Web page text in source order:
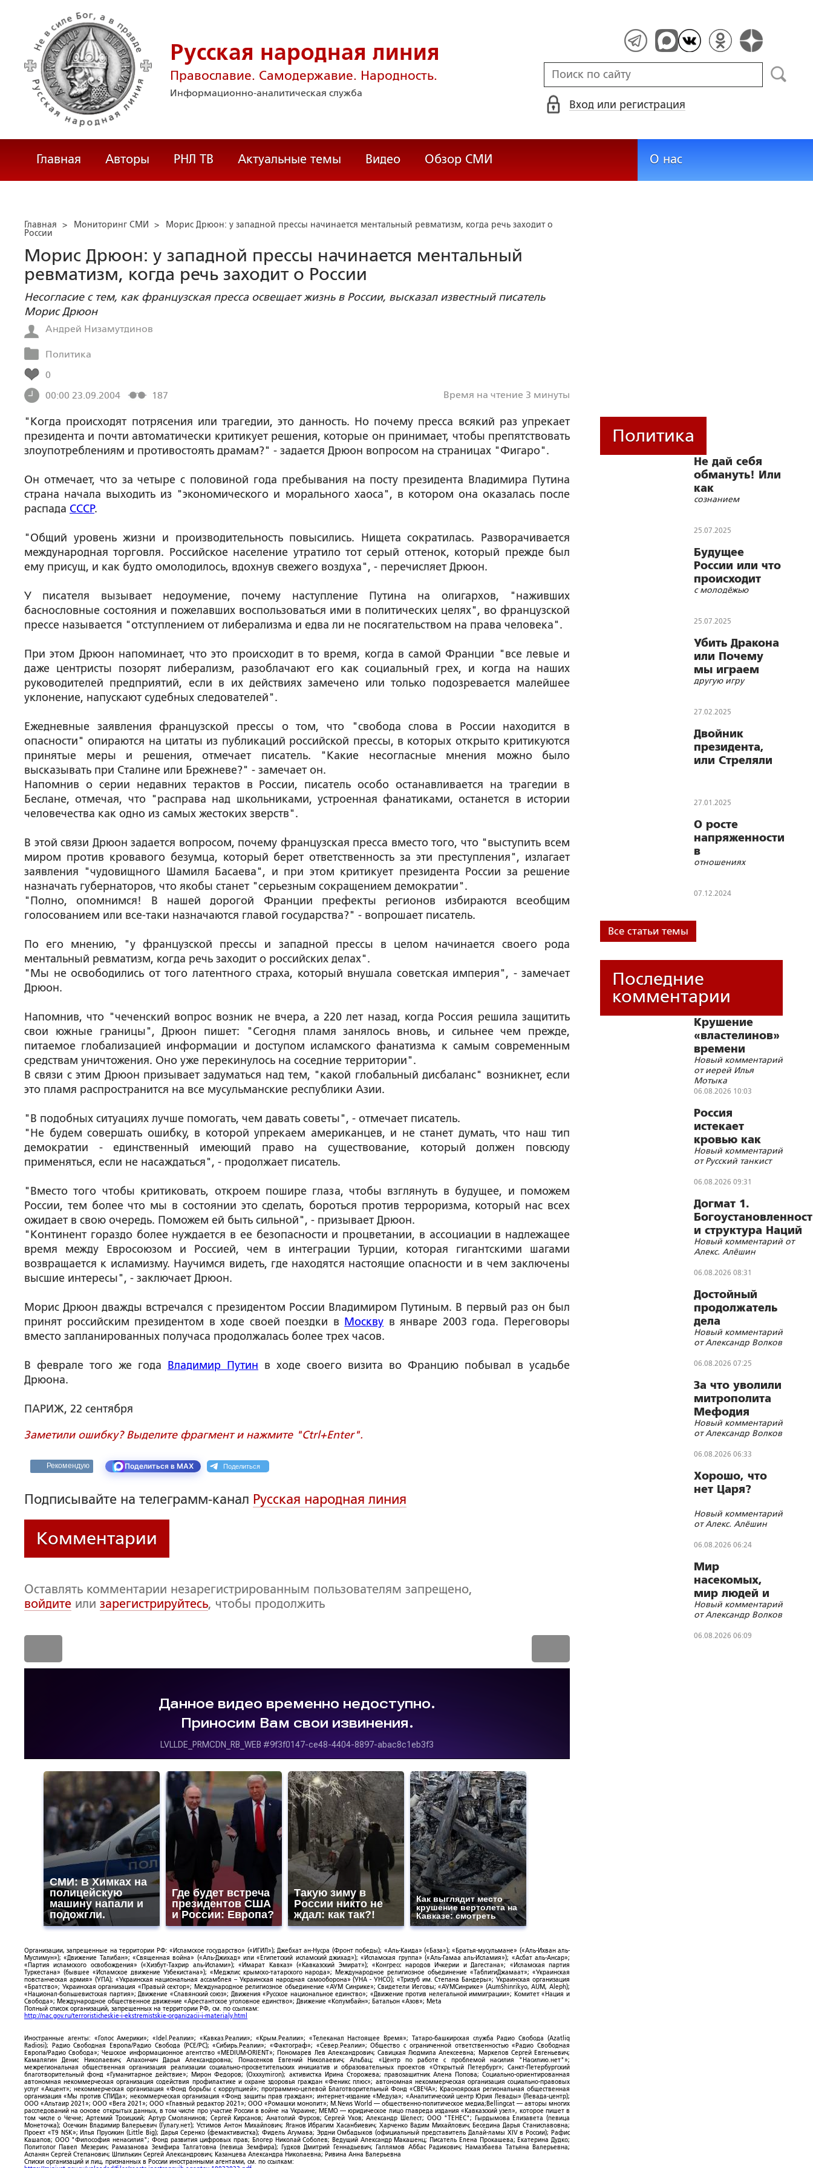
Русская народная линия
Православие. Самодержавие. Народность.
Информационно-аналитическая служба
Вход или регистрация
Главная Авторы РНЛ ТВ Актуальные темы Видео Обзор СМИ О нас
Главная > Мониторинг СМИ >
Морис Дрюон: у западной прессы начинается ментальный ревматизм, когда речь заходит о
России
Морис Дрюон: у западной прессы начинается ментальный
ревматизм, когда речь заходит о России
Несогласие с тем, как французская пресса освещает жизнь в России, высказал известный писатель
Морис Дрюон
Андрей Низамутдинов
Политика
0
00:00 23.09.2004
187 Время на чтение 3 минуты
"Когда происходят потрясения или трагедии, это данность. Но почему пресса всякий раз упрекает
президента и почти автоматически критикует решения, которые он принимает, чтобы препятствовать
злоупотреблениям и противостоять драмам?" - задается Дрюон вопросом на страницах "Фигаро".
Он отмечает, что за четыре с половиной года пребывания на посту президента Владимира Путина
страна начала выходить из "экономического и морального хаоса", в котором она оказалась после
распада СССР.
"Общий уровень жизни и производительность повысились. Нищета сократилась. Разворачивается
международная торговля. Российское население утратило тот серый оттенок, который прежде был
ему присущ, и как будто омолодилось, вдохнув свежего воздуха", - перечисляет Дрюон.
У писателя вызывает недоумение, почему наступление Путина на олигархов, "наживших
баснословные состояния и пожелавших воспользоваться ими в политических целях", во французской
прессе называется "отступлением от либерализма и едва ли не посягательством на права человека".
При этом Дрюон напоминает, что это происходит в то время, когда в самой Франции "все левые и
даже центристы позорят либерализм, разоблачают его как социальный грех, и когда на наших
руководителей предприятий, если в их действиях замечено или только подозревается малейшее
уклонение, напускают судебных следователей".
Ежедневные заявления французской прессы о том, что "свобода слова в России находится в
опасности" опираются на цитаты из публикаций российской прессы, в которых открыто критикуются
принятые меры и решения, отмечает писатель. "Какие несогласные мнения можно было
высказывать при Сталине или Брежневе?" - замечает он.
Напомнив о серии недавних терактов в России, писатель особо останавливается на трагедии в
Беслане, отмечая, что "расправа над школьниками, устроенная фанатиками, останется в истории
человечества как одно из самых жестоких зверств".
В этой связи Дрюон задается вопросом, почему французская пресса вместо того, что "выступить всем
миром против кровавого безумца, который берет ответственность за эти преступления", излагает
заявления "чудовищного Шамиля Басаева", и при этом критикует президента России за решение
назначать губернаторов, что якобы станет "серьезным сокращением демократии".
"Полно, опомнимся! В нашей дорогой Франции префекты регионов избираются всеобщим
голосованием или все-таки назначаются главой государства?" - вопрошает писатель.
По его мнению, "у французской прессы и западной прессы в целом начинается своего рода
ментальный ревматизм, когда речь заходит о российских делах".
"Мы не освободились от того латентного страха, который внушала советская империя", - замечает
Дрюон.
Напомнив, что "чеченский вопрос возник не вчера, а 220 лет назад, когда Россия решила защитить
свои южные границы", Дрюон пишет: "Сегодня пламя занялось вновь, и сильнее чем прежде,
питаемое глобализацией информации и доступом исламского фанатизма к самым современным
средствам уничтожения. Оно уже перекинулось на соседние территории".
В связи с этим Дрюон призывает задуматься над тем, "какой глобальный дисбаланс" возникнет, если
это пламя распространится на все мусульманские республики Азии.
"В подобных ситуациях лучше помогать, чем давать советы", - отмечает писатель.
"Не будем совершать ошибку, в которой упрекаем американцев, и не станет думать, что наш тип
демократии - единственный имеющий право на существование, который должен повсюду
применяться, если не насаждаться", - продолжает писатель.
"Вместо того чтобы критиковать, откроем пошире глаза, чтобы взглянуть в будущее, и поможем
России, тем более что мы в состоянии это сделать, бороться против терроризма, который нас всех
ожидает в свою очередь. Поможем ей быть сильной", - призывает Дрюон.
"Континент гораздо более нуждается в ее безопасности и процветании, в ассоциации в надлежащее
время между Евросоюзом и Россией, чем в интеграции Турции, которая гигантскими шагами
возвращается к исламизму. Научимся видеть, где находятся настоящие опасности и в чем заключены
высшие интересы", - заключает Дрюон.
Морис Дрюон дважды встречался с президентом России Владимиром Путиным. В первый раз он был
принят российским президентом в ходе своей поездки в Москву в январе 2003 года. Переговоры
вместо запланированных получаса продолжалась более трех часов.
В феврале того же года Владимир Путин в ходе своего визита во Францию побывал в усадьбе
Дрюона.
ПАРИЖ, 22 сентября
Заметили ошибку? Выделите фрагмент и нажмите "Ctrl+Enter".
Рекомендую Поделиться в MAX Поделиться
Подписывайте на телеграмм-канал Русская народная линия
Комментарии
Оставлять комментарии незарегистрированным пользователям запрещено,
войдите или зарегистрируйтесь, чтобы продолжить
СМИ: В Химках на
полицейскую
машину напали и
подожгли.
Где будет встреча
президентов США
и России: Европа?
Такую зиму в
России никто не
ждал: как так?!
Как выглядит место
крушение вертолета на
Кавказе: смотреть
Организации, запрещенные на территории РФ: «Исламское государство» («ИГИЛ»); Джебхат ан-Нусра (Фронт победы); «Аль-Каида» («База»); «Братья-мусульмане» («Аль-Ихван аль-
Муслимун»); «Движение Талибан»; «Священная война» («Аль-Джихад» или «Египетский исламский джихад»); «Исламская группа» («Аль-Гамаа аль-Исламия»); «Асбат аль-Ансар»;
«Партия исламского освобождения» («Хизбут-Тахрир аль-Ислами»); «Имарат Кавказ» («Кавказский Эмират»); «Конгресс народов Ичкерии и Дагестана»; «Исламская партия
Туркестана» (бывшее «Исламское движение Узбекистана»); «Меджлис крымско-татарского народа»; Международное религиозное объединение «ТаблигиДжамаат»; «Украинская
повстанческая армия» (УПА); «Украинская национальная ассамблея – Украинская народная самооборона» (УНА - УНСО); «Тризуб им. Степана Бандеры»; Украинская организация
«Братство»; Украинская организация «Правый сектор»; Международное религиозное объединение «АУМ Синрике»; Свидетели Иеговы; «АУМСинрике» (AumShinrikyo, AUM, Aleph);
«Национал-большевистская партия»; Движение «Славянский союз»; Движения «Русское национальное единство»; «Движение против нелегальной иммиграции»; Комитет «Нация и
Свобода»; Международное общественное движение «Арестантское уголовное единство»; Движение «Колумбайн»; Батальон «Азов»; Meta
Полный список организаций, запрещенных на территории РФ, см. по ссылкам:
http://nac.gov.ru/terroristicheskie-i-ekstremistskie-organizacii-i-materialy.html
Иностранные агенты: «Голос Америки»; «Idel.Реалии»; «Кавказ.Реалии»; «Крым.Реалии»; «Телеканал Настоящее Время»; Татаро-башкирская служба Радио Свобода (Azatliq
Radiosi); Радио Свободная Европа/Радио Свобода (PCE/PC); «Сибирь.Реалии»; «Фактограф»; «Север.Реалии»; Общество с ограниченной ответственностью «Радио Свободная
Европа/Радио Свобода»; Чешское информационное агентство «MEDIUM-ORIENT»; Пономарев Лев Александрович; Савицкая Людмила Алексеевна; Маркелов Сергей Евгеньевич;
Камалягин Денис Николаевич; Апахончич Дарья Александровна; Понасенков Евгений Николаевич; Альбац; «Центр по работе с проблемой насилия "Насилию.нет"»;
межрегиональная общественная организация реализации социально-просветительских инициатив и образовательных проектов «Открытый Петербург»; Санкт-Петербургский
благотворительный фонд «Гуманитарное действие»; Мирон Федоров; (Oxxxymiron); активистка Ирина Сторожева; правозащитник Алена Попова; Социально-ориентированная
автономная некоммерческая организация содействия профилактике и охране здоровья граждан «Феникс плюс»; автономная некоммерческая организация социально-правовых
услуг «Акцент»; некоммерческая организация «Фонд борьбы с коррупцией»; программно-целевой Благотворительный Фонд «СВЕЧА»; Красноярская региональная общественная
организация «Мы против СПИДа»; некоммерческая организация «Фонд защиты прав граждан»; интернет-издание «Медуза»; «Аналитический центр Юрия Левады» (Левада-центр);
ООО «Альтаир 2021»; ООО «Вега 2021»; ООО «Главный редактор 2021»; ООО «Ромашки монолит»; M.News World — общественно-политическое медиа;Bellingcat — авторы многих
расследований на основе открытых данных, в том числе про участие России в войне на Украине; МЕМО — юридическое лицо главреда издания «Кавказский узел», которое пишет в
том числе о Чечне; Артемий Троицкий; Артур Смолянинов; Сергей Кирсанов; Анатолий Фурсов; Сергей Ухов; Александр Шелест; ООО "ТЕНЕС"; Гырдымова Елизавета (певица
Монеточка); Осечкин Владимир Валерьевич (Гулагу.нет); Устимов Антон Михайлович; Яганов Ибрагим Хасанбиевич; Харченко Вадим Михайлович; Беседина Дарья Станиславовна;
Проект «T9 NSK»; Илья Прусикин (Little Big); Дарья Серенко (фемактивистка); Фидель Агумава; Эрдни Омбадыков (официальный представитель Далай-ламы XIV в России); Рафис
Кашапов; ООО "Философия ненасилия"; Фонд развития цифровых прав; Блогер Николай Соболев; Ведущий Александр Макашенц; Писатель Елена Прокашева; Екатерина Дудко;
Политолог Павел Мезерин; Рамазанова Земфира Талгатовна (певица Земфира); Гудков Дмитрий Геннадьевич; Галлямов Аббас Радикович; Намазбаева Татьяна Валерьевна;
Асланян Сергей Степанович; Шпилькин Сергей Александрович; Казанцева Александра Николаевна; Ривина Анна Валерьевна
Списки организаций и лиц, признанных в России иностранными агентами, см. по ссылкам:
Политика
Не дай себя
обмануть! Или
как
манипулируют
сознанием
25.07.2025
Будущее
России или что
происходит
с молодёжью
25.07.2025
Убить Дракона
или Почему
мы играем
совсем в
другую игру
27.02.2025
Двойник
президента,
или Стреляли
27.01.2025
О росте
напряженности
в
международных
отношениях
07.12.2024
Все статьи темы
Последние
комментарии
Крушение
«властелинов»
времени
Новый комментарий
от иерей Илья
Мотыка
06.08.2026 10:03
Россия
истекает
кровью как
жертвенное
животное?
Новый комментарий
от Русский танкист
06.08.2026 09:31
Догмат 1.
и структура Наций
Новый комментарий от
Алекс. Алёшин
06.08.2026 08:31
Достойный
продолжатель
дела
Губельмана-
Ярославского
Новый комментарий
от Александр Волков
06.08.2026 07:25
За что уволили
митрополита
Мефодия
(Немцова)?
Новый комментарий
от Александр Волков
06.08.2026 06:33
Хорошо, что
нет Царя?
Новый комментарий
от Алекс. Алёшин
06.08.2026 06:24
Мир
насекомых,
мир людей и
блуд
Новый комментарий
от Александр Волков
06.08.2026 06:09